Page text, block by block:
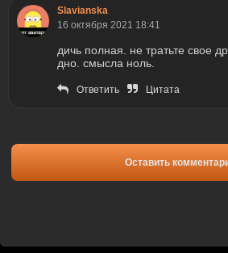
Slavianska
16 октября 2021 18:41
дичь полная. не тратьте свое
дно. смысла ноль.
Ответить Цитата
Оставить